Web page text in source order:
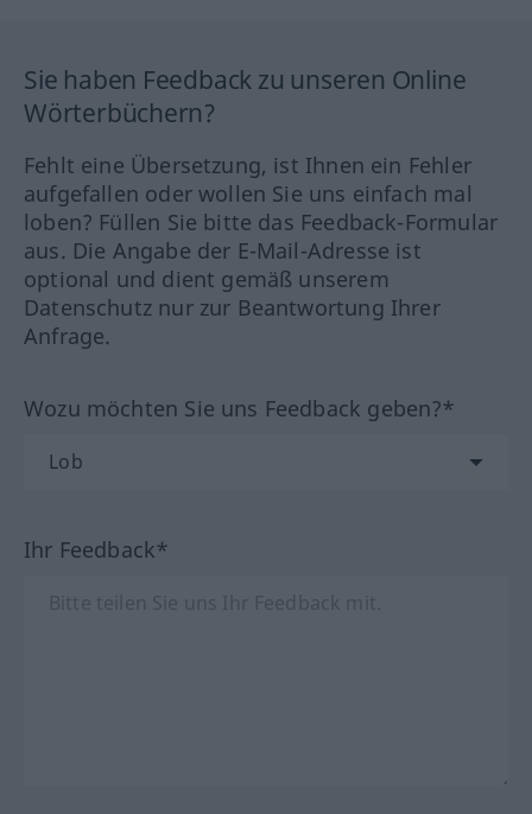
Sie haben Feedback zu unseren Online
Wörterbüchern?
Fehlt eine Übersetzung, ist Ihnen ein Fehler
aufgefallen oder wollen Sie uns einfach mal
loben? Füllen Sie bitte das Feedback-Formular
aus. Die Angabe der E-Mail-Adresse ist
optional und dient gemäß unserem
Datenschutz nur zur Beantwortung Ihrer
Anfrage.
Wozu möchten Sie uns Feedback geben?*
Ihr Feedback*